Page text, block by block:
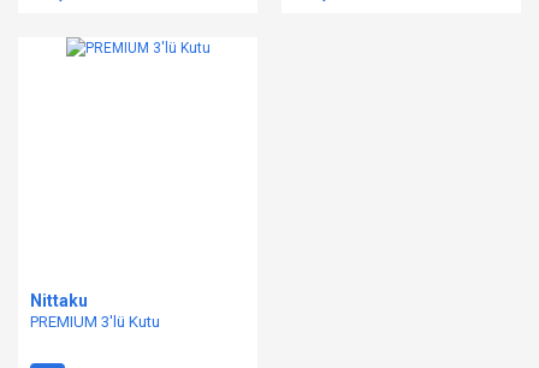
Nittaku
PREMIUM 3'lü Kutu